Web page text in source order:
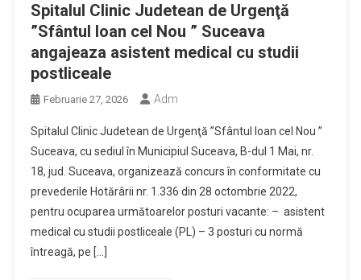
Spitalul Clinic Judetean de Urgenţă
”Sfântul Ioan cel Nou ” Suceava
angajeaza asistent medical cu studii
postliceale
Februarie 27, 2026 Adm
Spitalul Clinic Judetean de Urgenţă ”Sfântul Ioan cel Nou ”
Suceava, cu sediul în Municipiul Suceava, B-dul 1 Mai, nr.
18, jud. Suceava, organizează concurs în conformitate cu
prevederile Hotărârii nr. 1.336 din 28 octombrie 2022,
pentru ocuparea următoarelor posturi vacante: – asistent
medical cu studii postliceale (PL) – 3 posturi cu normă
întreagă, pe […]